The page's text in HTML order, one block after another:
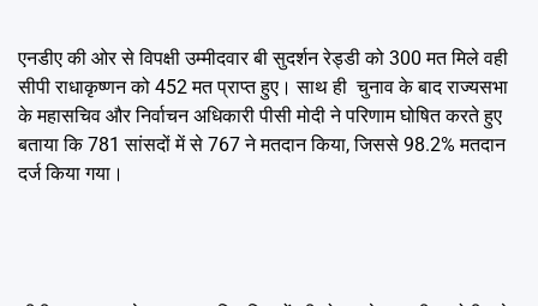
एनडीए की ओर से विपक्षी उम्मीदवार बी सुदर्शन रेड्डी को 300 मत मिले वही
सीपी राधाकृष्णन को 452 मत प्राप्त हुए। साथ ही चुनाव के बाद राज्यसभा
के महासचिव और निर्वाचन अधिकारी पीसी मोदी ने परिणाम घोषित करते हुए
बताया कि 781 सांसदों में से 767 ने मतदान किया, जिससे 98.2% मतदान
दर्ज किया गया।